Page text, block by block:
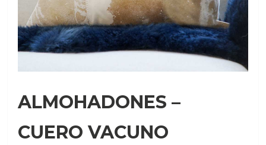
ALMOHADONES –
CUERO VACUNO